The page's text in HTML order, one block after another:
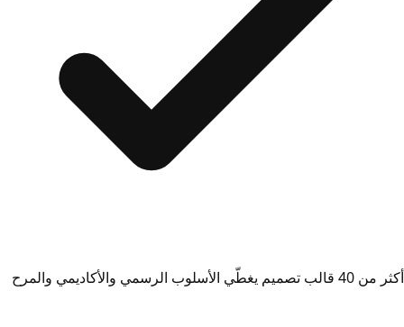
أكثر من 40 قالب تصميم يغطّي الأسلوب الرسمي والأكاديمي والمرح